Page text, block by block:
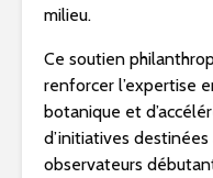
milieu.
Ce soutien
renforcer l’expertise
botanique et
d’initiatives
observateurs